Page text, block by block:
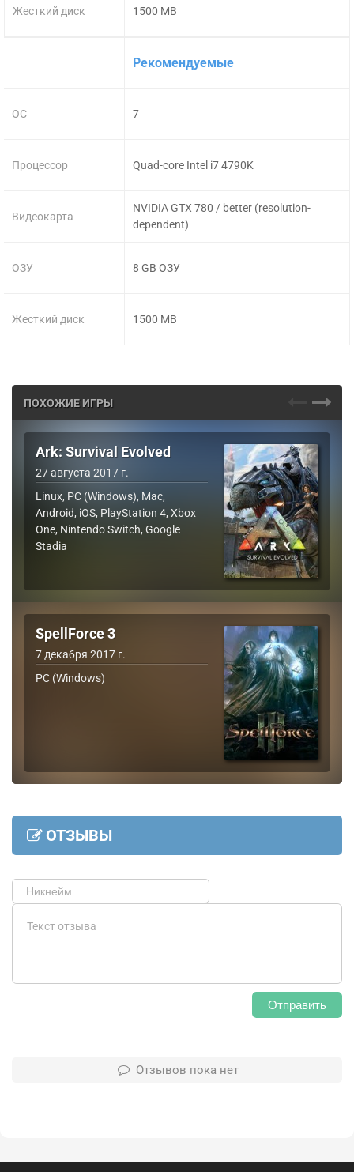
Жесткий диск 1500 MB
ОС
Процессор
Видеокарта
ОЗУ
Жесткий диск
Рекомендуемые
7
Quad-core Intel i7 4790K
NVIDIA GTX 780 / better (resolution-
dependent)
8 GB ОЗУ
1500 MB
ПОХОЖИЕ ИГРЫ
Ark: Survival Evolved
27 августа 2017 г.
Linux, PC (Windows), Mac,
Android, iOS, PlayStation 4, Xbox
One, Nintendo Switch, Google
Stadia
SpellForce 3
7 декабря 2017 г.
PC (Windows)
ОТЗЫВЫ
Отправить
Отзывов пока нет